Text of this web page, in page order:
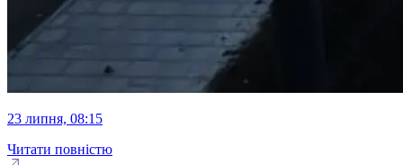
23 липня, 08:15
Читати повністю